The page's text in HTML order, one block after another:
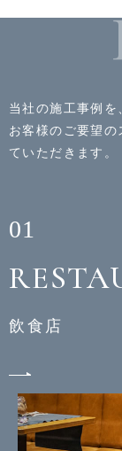
当社の施工事例を
お客様のご要望
ていただきます。
01
飲食店